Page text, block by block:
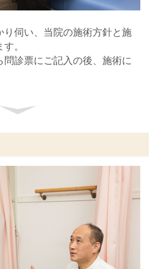
り伺い、当院の施術方針と施
。
問診票にご記入の後、施術に